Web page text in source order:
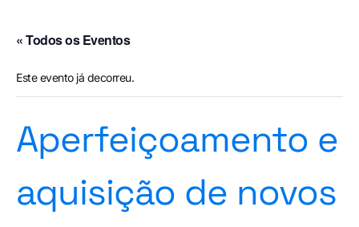
« Todos os Eventos
Este evento já decorreu.
Aperfeiçoamento e
aquisição de novos